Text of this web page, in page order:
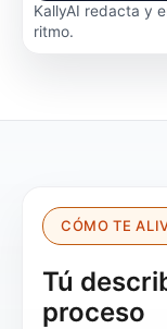
KallyAI redacta y
ritmo.
CÓMO TE
Tú
proceso